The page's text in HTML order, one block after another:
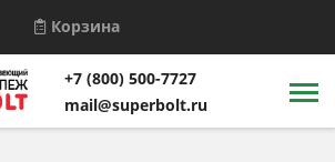
Корзина
+7 (800) 500-7727
mail@superbolt.ru